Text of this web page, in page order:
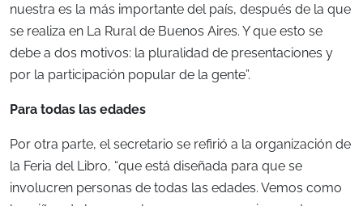
nuestra es la más importante del país, después de la que
se realiza en La Rural de Buenos Aires. Y que esto se
debe a dos motivos: la pluralidad de presentaciones y
por la participación popular de la gente”.
Para todas las edades
Por otra parte, el secretario se refirió a la organización de
la Feria del Libro, “que está diseñada para que se
involucren personas de todas las edades. Vemos como